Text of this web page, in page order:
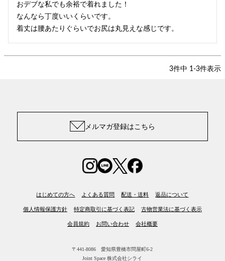
おデブな私でも余裕で着れました！
なんなら丁度いいくらいです。
着丈は腰あたりぐらいでお尻は丸見えな感じです。
3件中 1-3件表示
メルマガ登録はこちら
はじめての方へ よくある質問 配送・送料 返品について
個人情報保護方針 特定商取引に基づく表記 古物営業法に基づく表示
会員規約 お問い合わせ 会社概要
〒441-8086 愛知県豊橋市問屋町6-2
Joint Space 株式会社シライ